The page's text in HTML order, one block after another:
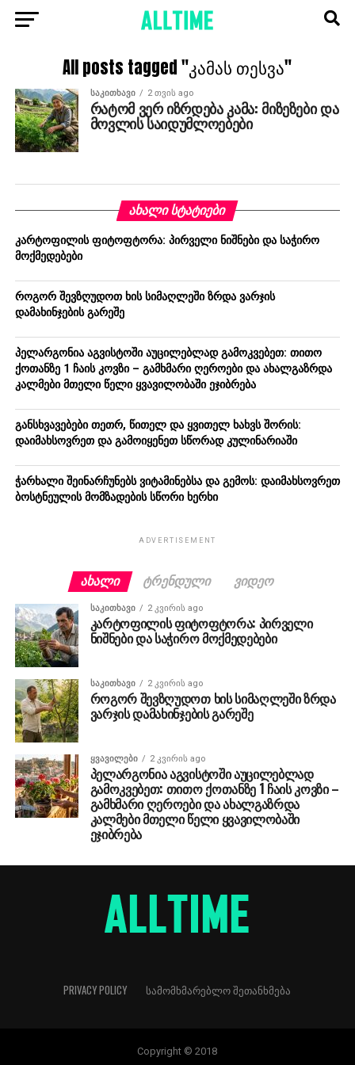
All posts tagged "კამას თესვა"
ᲡᲐᲙᲘᲗᲮᲐᲕᲘ 2 თვის ago
რატომ ვერ იზრდება კამა: მიზეზები და
მოვლის საიდუმლოებები
ᲐᲮᲐᲚᲘ ᲡᲢᲐᲢᲘᲔᲑᲘ
კარტოფილის ფიტოფტორა: პირველი ნიშნები და საჭირო
მოქმედებები
როგორ შევზღუდოთ ხის სიმაღლეში ზრდა ვარჯის
დამახინჯების გარეშე
პელარგონია აგვისტოში აუცილებლად გამოკვებეთ: თითო
ქოთანზე 1 ჩაის კოვზი – გამხმარი ღეროები და ახალგაზრდა
კალმები მთელი წელი ყვავილობაში ეჯიბრება
განსხვავებები თეთრ, წითელ და ყვითელ ხახვს შორის:
დაიმახსოვრეთ და გამოიყენეთ სწორად კულინარიაში
ჭარხალი შეინარჩუნებს ვიტამინებსა და გემოს: დაიმახსოვრეთ
ბოსტნეულის მომზადების სწორი ხერხი
ADVERTISEMENT
ᲐᲮᲐᲚᲘ ᲢᲠᲔᲜᲓᲣᲚᲘ ᲕᲘᲓᲔᲝ
ᲡᲐᲙᲘᲗᲮᲐᲕᲘ 2 კვირის ago
კარტოფილის ფიტოფტორა: პირველი
ნიშნები და საჭირო მოქმედებები
ᲡᲐᲙᲘᲗᲮᲐᲕᲘ 2 კვირის ago
როგორ შევზღუდოთ ხის სიმაღლეში ზრდა
ვარჯის დამახინჯების გარეშე
ᲧᲕᲐᲕᲘᲚᲔᲑᲘ 2 კვირის ago
პელარგონია აგვისტოში აუცილებლად
გამოკვებეთ: თითო ქოთანზე 1 ჩაის კოვზი –
გამხმარი ღეროები და ახალგაზრდა
კალმები მთელი წელი ყვავილობაში
ეჯიბრება
PRIVACY POLICY ᲡᲐᲛᲝᲛᲮᲛᲐᲠᲔᲑᲚᲝ ᲨᲔᲗᲐᲜᲮᲛᲔᲑᲐ
Copyright © 2018